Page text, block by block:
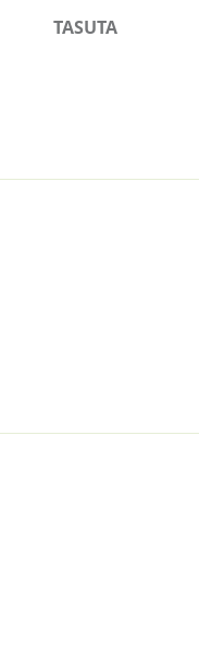
TASUTA